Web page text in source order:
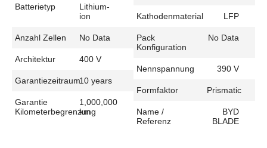
Batterietyp
Lithium-
ion
Anzahl Zellen No Data
Architektur 400 V
Garantiezeitraum10 years
Garantie
Kilometerbegrenzung
1,000,000
km
Kathodenmaterial LFP
Pack
Konfiguration
No Data
Nennspannung 390 V
Formfaktor Prismatic
Name /
Referenz
BYD
BLADE